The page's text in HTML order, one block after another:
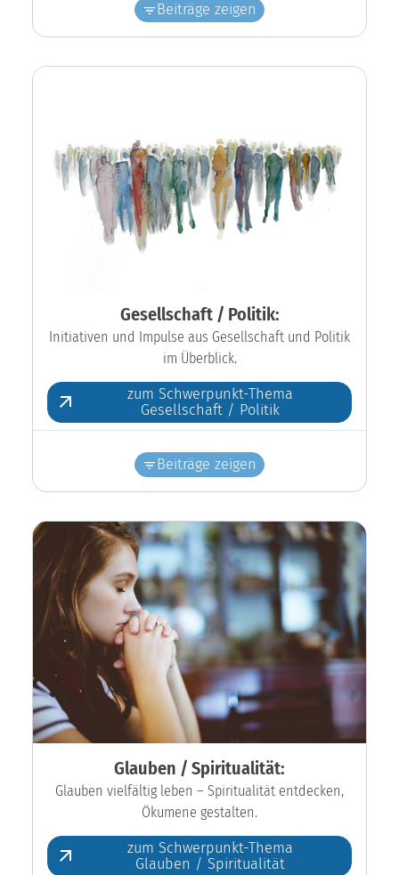
Beiträge zeigen
Gesellschaft / Politik:
Initiativen und Impulse aus Gesellschaft und Politik
im Überblick.
zum Schwerpunkt-Thema
Gesellschaft / Politik
Beiträge zeigen
Glauben / Spiritualität:
Glauben vielfältig leben – Spiritualität entdecken,
Ökumene gestalten.
zum Schwerpunkt-Thema
Glauben / Spiritualität